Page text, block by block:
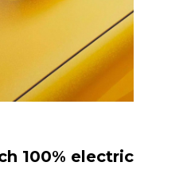
100% electric